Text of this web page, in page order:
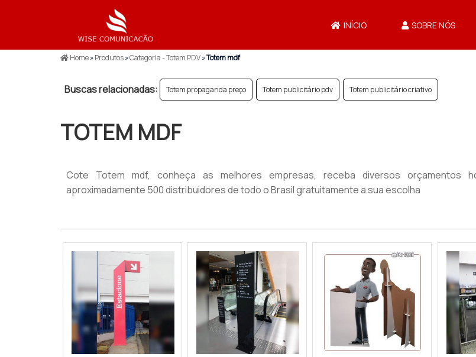
INÍCIO SOBRE NÓS
Home»Produtos»Categoria - Totem PDV»Totem mdf
Buscas relacionadas: Totem propaganda preço Totem publicitário pdv Totem publicitário criativo
TOTEM MDF
Cote Totem mdf, conheça as melhores empresas, receba diversos orçamentos
aproximadamente 500 distribuidores de todo o Brasil gratuitamente a sua escolha